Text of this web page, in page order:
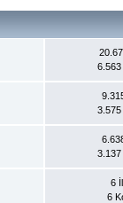
6
6